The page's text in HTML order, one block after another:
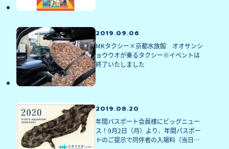
終了いたしました
2019.09.06
MKタクシー×京都水族館　オオサンシ
ョウウオが乗るタクシー※イベントは
終了いたしました
2019.08.20
年間パスポート会員様にビッグニュー
ス！9月2日（月）より、年間パスポー
トのご提示で同伴者の入場料（当日